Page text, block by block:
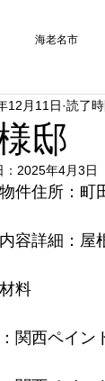
海老名市
子市 藤沢市
都筑区
邸
12月11日 読了
2025年4月3日
件住所：町
容詳細：屋
料
関西ペイン